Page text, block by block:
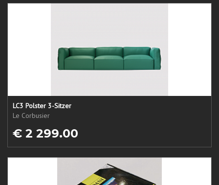
LC3 Polster 3-Sitzer
Le Corbusier
€ 2 299.00